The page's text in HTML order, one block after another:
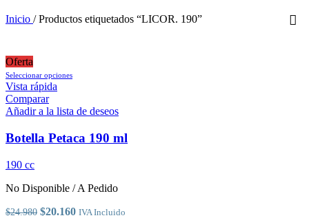
Inicio / Productos etiquetados “LICOR. 190”
Oferta
Seleccionar opcionesEste
múltiples
Las
opciones
elegir
la
Vista rápida
Comparar
Añadir a la lista de deseos
Botella Petaca 190 ml
190 cc
No Disponible / A Pedido
$24.980 El
$20.160El
IVA Incluido